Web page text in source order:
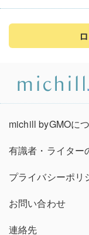
michill byGMOに
有識者・ライター
プライバシーポリ
お問い合わせ
連絡先